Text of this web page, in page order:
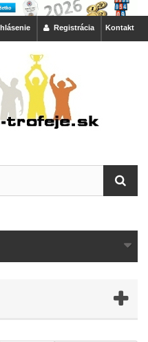
Kontakt
Registrácia